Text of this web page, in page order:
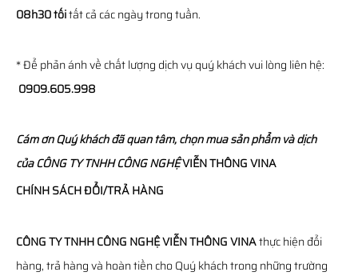
08h30 tốitất cả các ngày trong tuần.
* Để phản ánh về chất lượng dịch vụ quý khách vui lòng liên hệ:
0909.605.998
Cám ơn Quý khách đã quan tâm, chọn mua sản phẩm và dịch
củaCÔNG TY TNHH CÔNG NGHỆVIỄN THÔNGVINA
CHÍNH SÁCH ĐỔI/TRẢ HÀNG
CÔNG TY TNHH CÔNG NGHỆ VIỄN THÔNG VINAthực hiện đổi
hàng, trả hàng và hoàn tiền cho Quý khách trong những trường